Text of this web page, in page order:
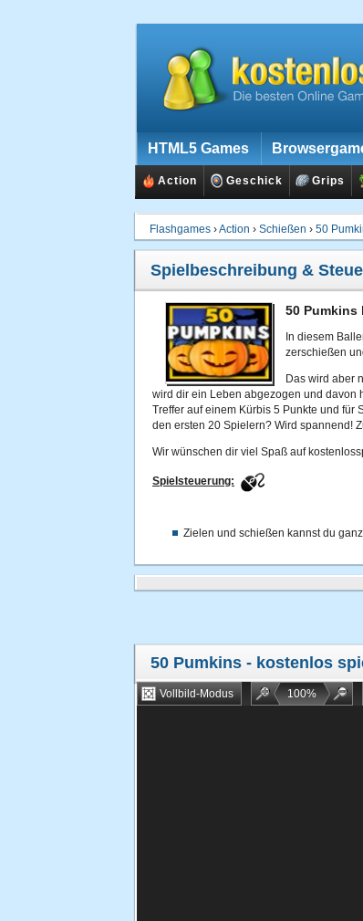
HTML5 Games
Action Geschick Grips
Flashgames ›Action › Schießen › 50
Spielbeschreibung &
50
In diesem
zerschießen
Das wird aber
wird dir ein Leben abgezogen und davon
Treffer auf einem Kürbis 5 Punkte und für
den ersten 20 Spielern? Wird spannend!
Wir wünschen dir viel Spaß auf
Spielsteuerung:
Zielen und schießen kannst du
50 Pumkins - kostenlos
Vollbild-Modus 100%